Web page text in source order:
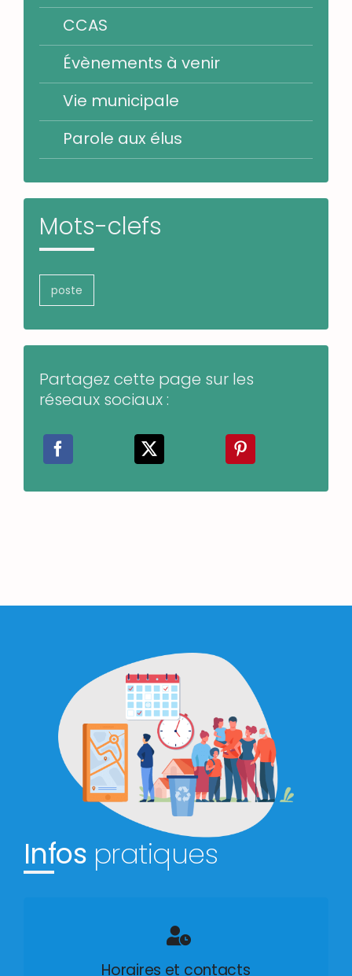
CCAS
Évènements à venir
Vie municipale
Parole aux élus
Mots-clefs
poste
Partagez cette page sur les
réseaux sociaux :
Infos pratiques
Horaires et contacts